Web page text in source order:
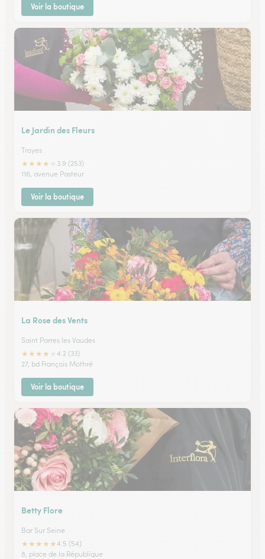
Voir la boutique
Le Jardin des Fleurs
Troyes
★★★★
3.9 (253)
116, avenue Pasteur
Voir la boutique
La Rose des Vents
Saint Parres les Vaudes
★★★★
4.2 (33)
27, bd François Mothré
Voir la boutique
Betty Flore
Bar Sur Seine
★★★★★4.5 (54)
8, place de la République